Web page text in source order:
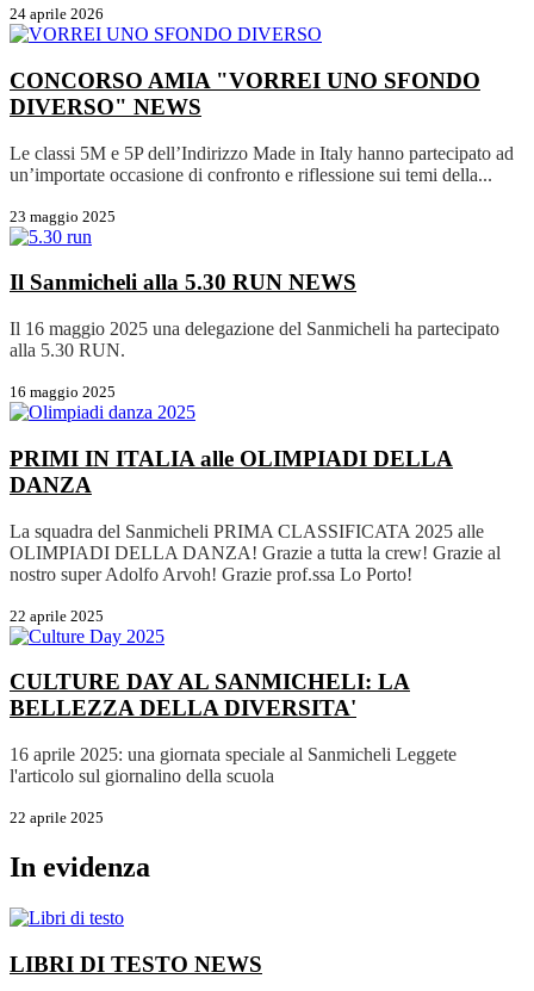
24 aprile 2026
CONCORSO AMIA "VORREI UNO SFONDO
DIVERSO" NEWS
Le classi 5M e 5P dell’Indirizzo Made in Italy hanno partecipato ad
un’importate occasione di confronto e riflessione sui temi della...
23 maggio 2025
Il Sanmicheli alla 5.30 RUN NEWS
Il 16 maggio 2025 una delegazione del Sanmicheli ha partecipato
alla 5.30 RUN.
16 maggio 2025
PRIMI IN ITALIA alle OLIMPIADI DELLA
DANZA
La squadra del Sanmicheli PRIMA CLASSIFICATA 2025 alle
OLIMPIADI DELLA DANZA! Grazie a tutta la crew! Grazie al
nostro super Adolfo Arvoh! Grazie prof.ssa Lo Porto!
22 aprile 2025
CULTURE DAY AL SANMICHELI: LA
BELLEZZA DELLA DIVERSITA'
16 aprile 2025: una giornata speciale al Sanmicheli Leggete
l'articolo sul giornalino della scuola
22 aprile 2025
In evidenza
LIBRI DI TESTO NEWS